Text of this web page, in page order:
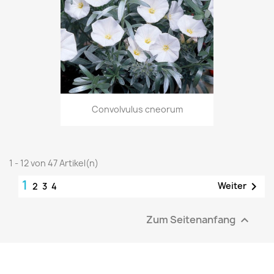
Convolvulus cneorum
1 - 12 von 47 Artikel(n)
1 2 3 4 Weiter 
Zum Seitenanfang 